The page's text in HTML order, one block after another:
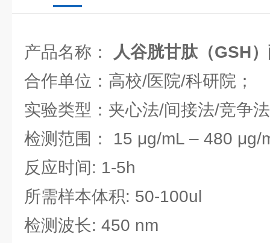
产品名称：
人谷胱甘肽（GSH
合作单位：高校/医院/科研院；
实验类型：夹心法/间接法/竞争
检测范围： 15 μg/mL – 480 μg/
反应时间: 1-5h
所需样本体积: 50-100ul
检测波长: 450 nm